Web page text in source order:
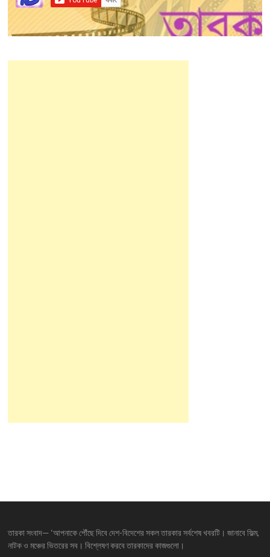
তারকা সংবাদ— ‘আপনাকে পৌঁছে দিবে দেশ-বিদেশের সকল তারকার সর্বশেষ খবরটি। জানাবে ফিল্ম,
নাটক ও মঞ্চের ভিতরের সব। বিশ্লেষণ করবে তারকাদের কাজগুলো।